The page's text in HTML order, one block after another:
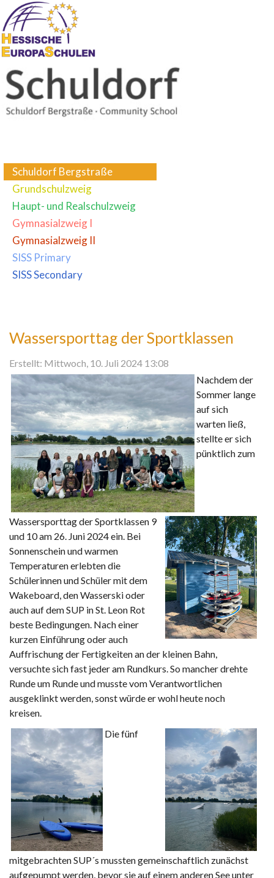
Schuldorf Bergstraße
Grundschulzweig
Haupt- und Realschulzweig
Gymnasialzweig I
Gymnasialzweig II
SISS Primary
SISS Secondary
Wassersporttag der Sportklassen
Erstellt: Mittwoch, 10. Juli 2024 13:08
Nachdem der
Sommer lange
auf sich
warten ließ,
stellte er sich
pünktlich zum
Wassersporttag der Sportklassen 9
und 10 am 26. Juni 2024 ein. Bei
Sonnenschein und warmen
Temperaturen erlebten die
Schülerinnen und Schüler mit dem
Wakeboard, den Wasserski oder
auch auf dem SUP in St. Leon Rot
beste Bedingungen. Nach einer
kurzen Einführung oder auch
Auffrischung der Fertigkeiten an der kleinen Bahn,
versuchte sich fast jeder am Rundkurs. So mancher drehte
Runde um Runde und musste vom Verantwortlichen
ausgeklinkt werden, sonst würde er wohl heute noch
kreisen.
Die fünf
mitgebrachten SUP´s mussten gemeinschaftlich zunächst
aufgepumpt werden, bevor sie auf einem anderen See unter